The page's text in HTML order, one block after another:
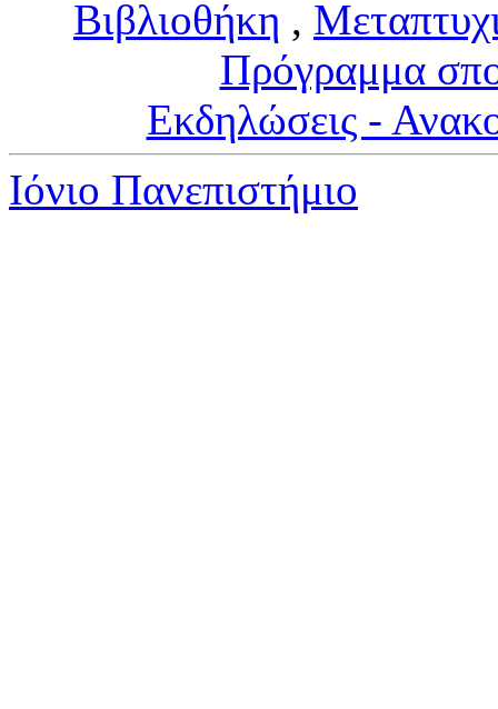
Βιβλιοθήκη ,
Πρόγραμμα
Εκδηλώσεις -
Ιόνιο Πανεπιστήμιο